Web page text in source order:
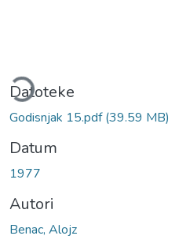
Datoteke
Godisnjak 15.pdf(39.59 MB)
Datum
1977
Autori
Benac, Alojz